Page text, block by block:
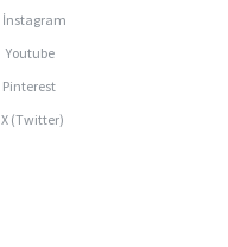
İnstagram
Youtube
Pinterest
X (Twitter)